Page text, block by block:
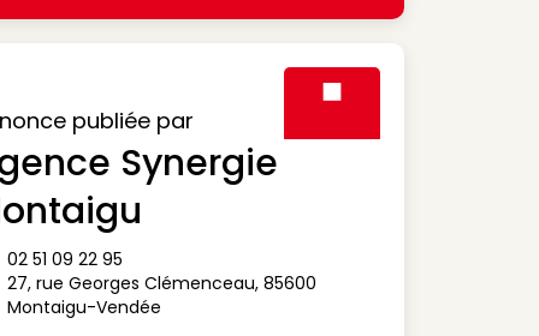
publiée par
Synergie
téléphone
02 51 09 22 95
adresse
27, rue Georges Clémenceau, 85600
Montaigu-Vendée